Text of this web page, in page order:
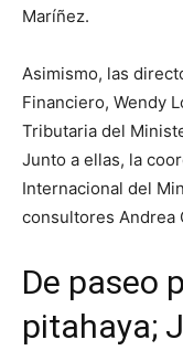
Maríñez.
Asimismo, las
Financiero, Wendy
Tributaria del
Junto a ellas, la
Internacional del
consultores Andrea
De paseo
pitahaya;